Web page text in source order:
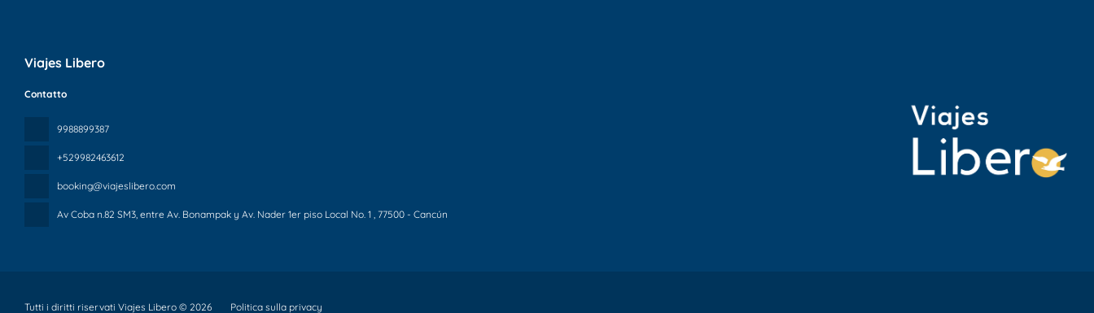
Viajes Libero
Contatto
9988899387
+529982463612
booking@viajeslibero.com
Av Coba n.82 SM3, entre Av. Bonampak y Av. Nader 1er piso Local No. 1 , 77500 - Cancún
Tutti i diritti riservati Viajes Libero © 2026 Politica sulla privacy